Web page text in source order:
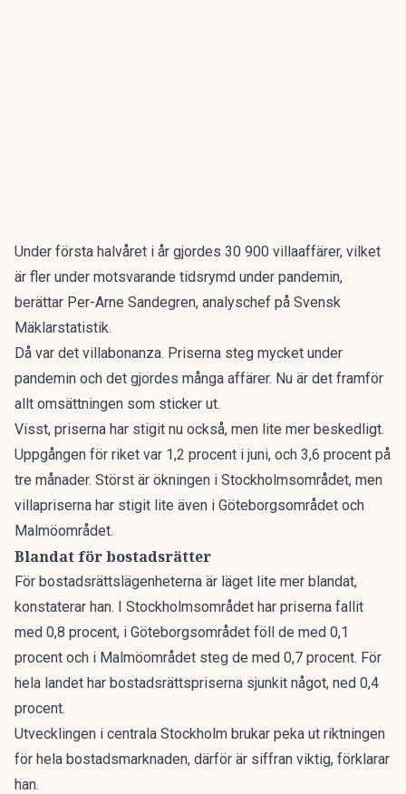
Under första halvåret i år gjordes 30 900 villaaffärer, vilket
är fler under motsvarande tidsrymd under pandemin,
berättar Per-Arne Sandegren, analyschef på Svensk
Mäklarstatistik.
Då var det villabonanza. Priserna steg mycket under
pandemin och det gjordes många affärer. Nu är det framför
allt omsättningen som sticker ut.
Visst, priserna har stigit nu också, men lite mer beskedligt.
Uppgången för riket var 1,2 procent i juni, och 3,6 procent på
tre månader. Störst är ökningen i Stockholmsområdet, men
villapriserna har stigit lite även i Göteborgsområdet och
Malmöområdet.
Blandat för bostadsrätter
För bostadsrättslägenheterna är läget lite mer blandat,
konstaterar han. I Stockholmsområdet har priserna fallit
med 0,8 procent, i Göteborgsområdet föll de med 0,1
procent och i Malmöområdet steg de med 0,7 procent. För
hela landet har bostadsrättspriserna sjunkit något, ned 0,4
procent.
Utvecklingen i centrala Stockholm brukar peka ut riktningen
för hela bostadsmarknaden, därför är siffran viktig, förklarar
han.